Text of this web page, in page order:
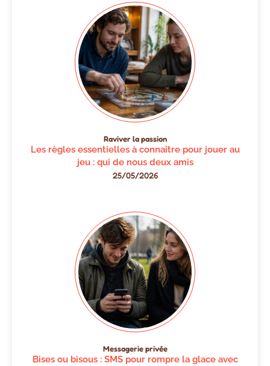
Raviver la passion
Les règles essentielles à connaître pour jouer au
jeu : qui de nous deux amis
25/05/2026
Messagerie privée
Bises ou bisous : SMS pour rompre la glace avec